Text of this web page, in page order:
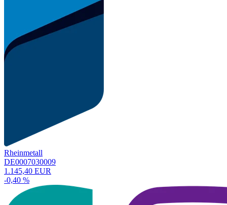
Rheinmetall
DE0007030009
1.145,40 EUR
-0,40 %